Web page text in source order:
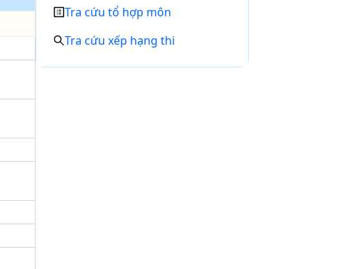
Tra cứu tổ hợp môn
Tra cứu xếp hạng thi